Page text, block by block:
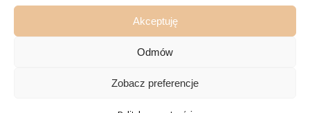
Akceptuję
Odmów
Zobacz preferencje